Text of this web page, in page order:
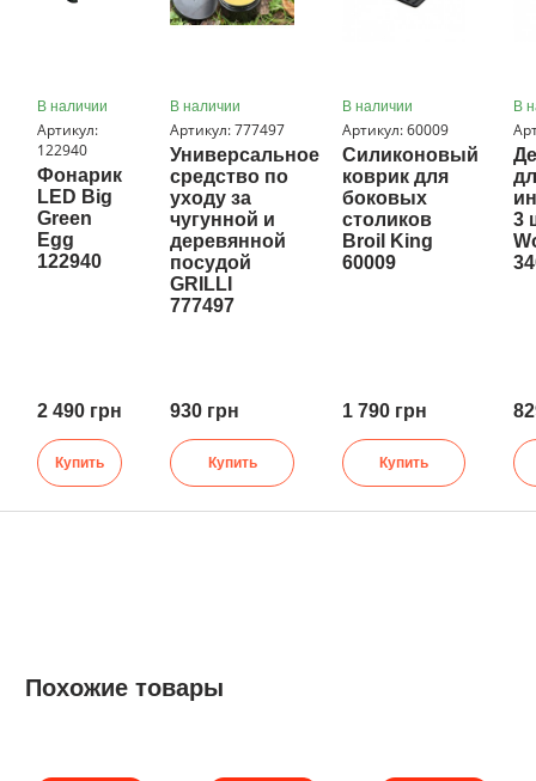
В наличии
Артикул:
122940
Фонарик
LED Big
Green
Egg
122940
2 490 грн
Купить
В наличии
Артикул: 777497
Универсальное
средство по
уходу за
чугунной и
деревянной
посудой
GRILLI
777497
930 грн
Купить
В наличии
Артикул: 60009
Силиконовый
коврик для
боковых
столиков
Broil King
60009
1 790 грн
Купить
В
3
Похожие товары